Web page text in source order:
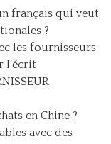
français qui veut
?
les fournisseurs
l’écrit
en Chine ?
avec des